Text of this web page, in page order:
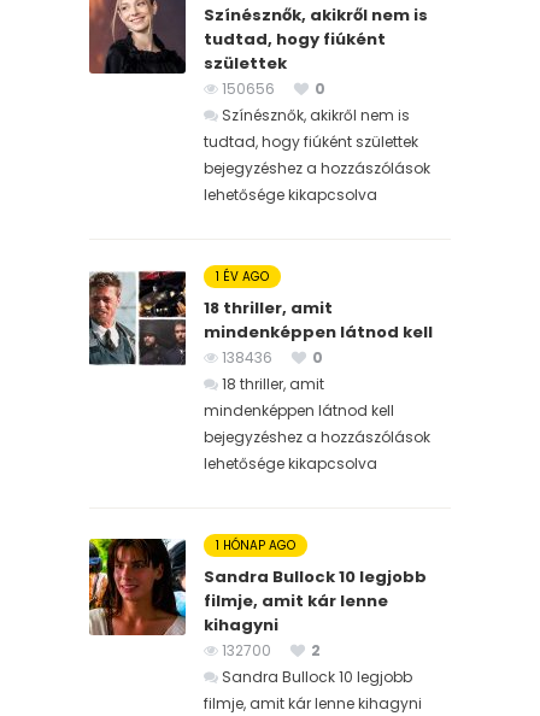
Színésznők, akikről nem is
tudtad, hogy fiúként
születtek
150656
0
Színésznők, akikről nem is
tudtad, hogy fiúként születtek
bejegyzéshez a hozzászólások
lehetősége kikapcsolva
1 ÉV AGO
18 thriller, amit
mindenképpen látnod kell
138436
0
18 thriller, amit
mindenképpen látnod kell
bejegyzéshez a hozzászólások
lehetősége kikapcsolva
1 HÓNAP AGO
Sandra Bullock 10 legjobb
filmje, amit kár lenne
kihagyni
132700
2
Sandra Bullock 10 legjobb
filmje, amit kár lenne kihagyni